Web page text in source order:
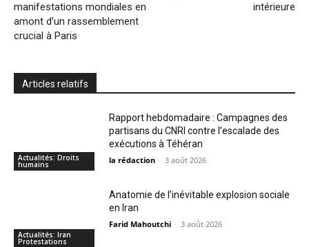
manifestations mondiales en
amont d’un rassemblement
crucial à Paris
intérieure
Articles relatifs
Actualités: Droits
humains
Rapport hebdomadaire : Campagnes des
partisans du CNRI contre l’escalade des
exécutions à Téhéran
la rédaction - 3 août 2026
Actualités: Iran
Protestations
Anatomie de l’inévitable explosion sociale
en Iran
Farid Mahoutchi - 3 août 2026